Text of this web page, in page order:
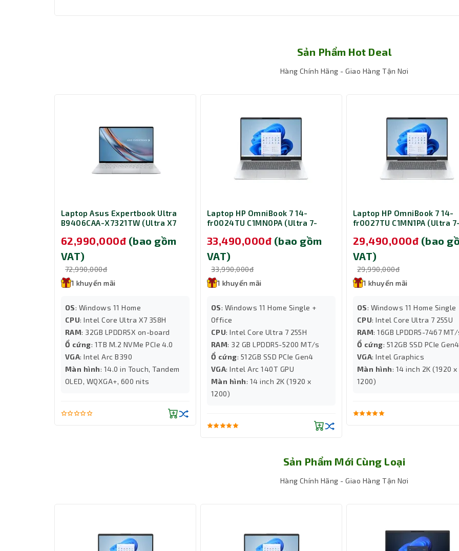
Sản Phẩm Hot Deal
Hàng Chính Hãng - Giao Hàng Tận Nơi
Laptop Asus Expertbook Ultra
B9406CAA-X7321TW (Ultra X7
OLED/ Touch/ Windows 11
Home/ 3Y)
62,990,000đ (bao gồm
VAT)
72,990,000đ
1 khuyến mãi
OS: Windows 11 Home
CPU: Intel Core Ultra X7 358H
RAM: 32GB LPDDR5X on-board
Ổ cứng: 1TB M.2 NVMe PCIe 4.0
VGA: Intel Arc B390
Màn hình: 14.0 in Touch, Tandem
OLED, WQXGA+, 600 nits
Laptop HP OmniBook 7 14-
fr0024TU C1MN0PA (Ultra 7-
Office/ Microsoft 365/ Windows
11 Home/ 1Y/ Bạc)
33,490,000đ (bao gồm
VAT)
33,990,000đ
1 khuyến mãi
OS: Windows 11 Home Single +
Office
CPU: Intel Core Ultra 7 255H
RAM: 32 GB LPDDR5-5200 MT/s
Ổ cứng: 512GB SSD PCIe Gen4
VGA: Intel Arc 140T GPU
Màn hình: 14 inch 2K (1920 x
1200)
Laptop HP OmniBook 7 14-
fr0027TU C1MN1PA (Ultra 7-
Office/ Microsoft/ Windows
Home/ 1Y/ Bạc)
29,490,000đ (bao
VAT)
29,990,000đ
1 khuyến mãi
OS: Windows 11 Home Single
CPU: Intel Core Ultra 7 255U
RAM: 16GB LPDDR5-7467
Ổ cứng: 512GB SSD PCIe Gen4
VGA: Intel Graphics
Màn hình: 14 inch 2K (1920 x
1200)
Sản Phẩm Mới Cùng Loại
Hàng Chính Hãng - Giao Hàng Tận Nơi